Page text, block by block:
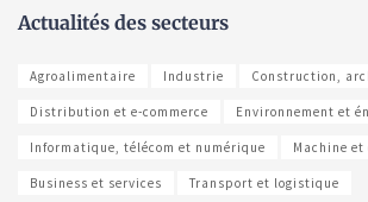
Actualités des secteurs
Agroalimentaire Industrie Construction,
Distribution et e-commerce Environnement et
Informatique, télécom et numérique Machine
Business et services Transport et logistique